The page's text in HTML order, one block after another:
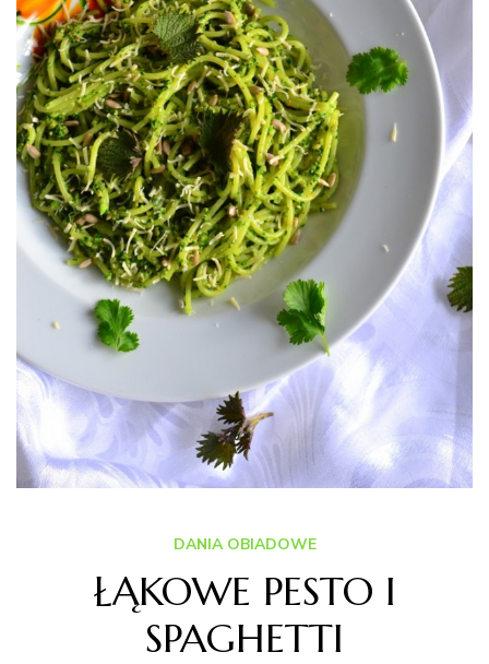
DANIA OBIADOWE
ŁĄKOWE PESTO I
SPAGHETTI